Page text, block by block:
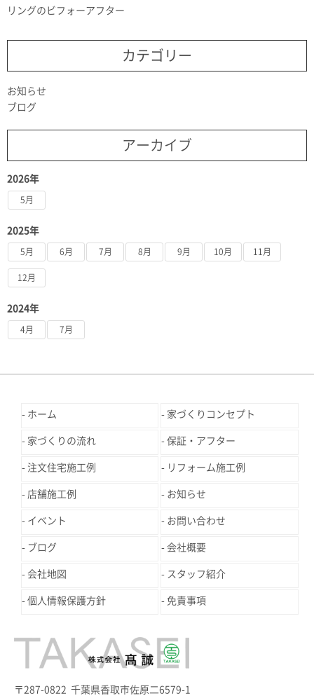
リングのビフォーアフター
カテゴリー
お知らせ
ブログ
アーカイブ
2026年
5月
2025年
5月 6月 7月 8月 9月 10月 11月
12月
2024年
4月 7月
ホーム 家づくりコンセプト
家づくりの流れ 保証・アフター
注文住宅施工例 リフォーム施工例
店舗施工例 お知らせ
イベント お問い合わせ
ブログ 会社概要
会社地図 スタッフ紹介
個人情報保護方針 免責事項
〒287-0822 千葉県香取市佐原二6579-1